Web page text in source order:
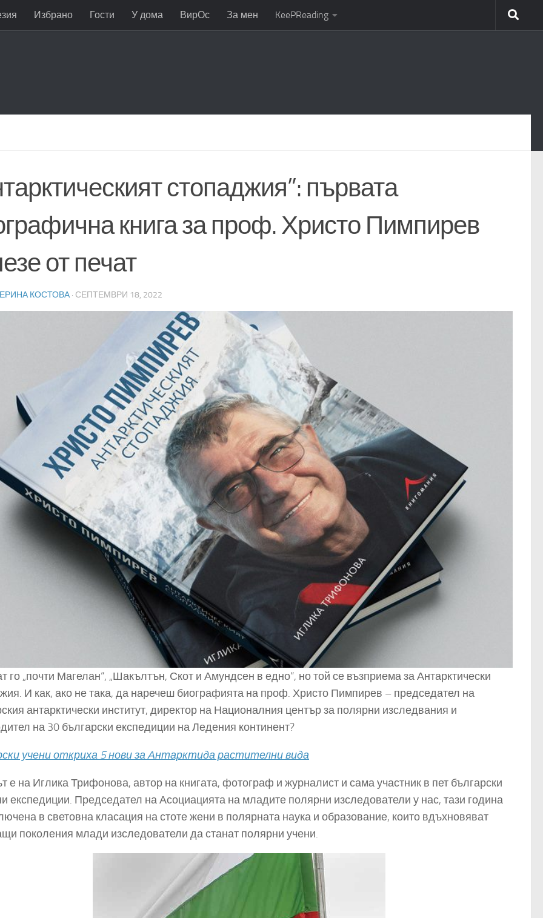
Избрано Гости У дома ВирОс За мен KeePReading
стопаджия”: първата
книга за проф. Христо Пимпирев
от печат
КОСТОВА · СЕПТЕМВРИ 18, 2022
го „почти Магелан“, „Шакълтън, Скот и Амундсен в едно“, но той се възприема за Антарктически
И как, ако не така, да наречеш биографията на проф. Христо Пимпирев – председател на
антарктически институт, директор на Националния център за полярни изследвания и
на 30 български експедиции на Ледения континент?
учени откриха 5 нови за Антарктида растителни вида
е на Иглика Трифонова, автор на книгата, фотограф и журналист и сама участник в пет български
експедиции. Председател на Асоциацията на младите полярни изследователи у нас, тази година
в световна класация на стоте жени в полярната наука и образование, които вдъхновяват
поколения млади изследователи да станат полярни учени.